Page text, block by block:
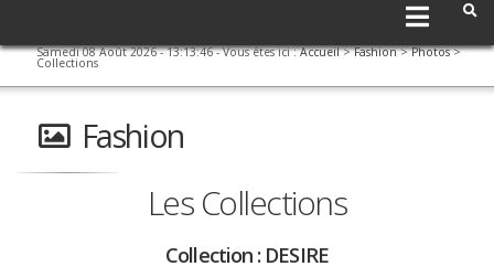
Samedi 08 Août 2026 - 13:13:46- Vous êtes ici :Accueil>Fashion>Photos>
Collections
Fashion
Les Collections
Collection : DESIRE